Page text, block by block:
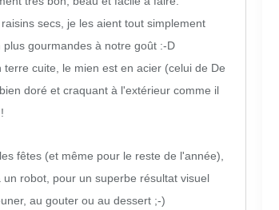
secs, je les aient tout simplement
gourmandes à notre goût :-D
cuite, le mien est en acier (celui de De
doré et craquant à l'extérieur comme il
fêtes (et même pour le reste de l'année),
robot, pour un superbe résultat visuel
au gouter ou au dessert ;-)